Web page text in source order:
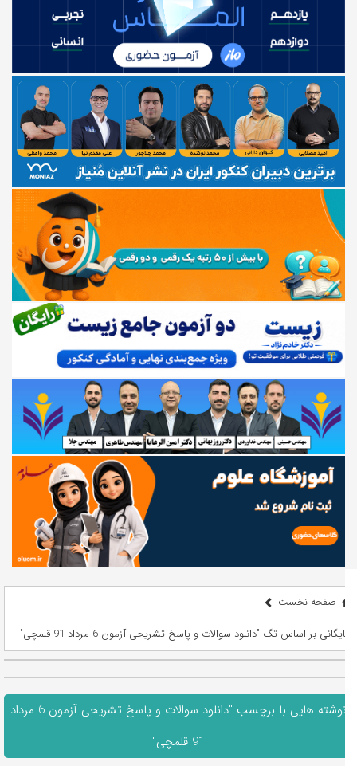
صفحه نخست
بایگانی بر اساس تگ "دانلود سوالات و پاسخ تشریحی آزمون 6 مرداد 91 قلمچی"
نوشته هایی با برچسب "دانلود سوالات و پاسخ تشریحی آزمون 6 مرداد
91 قلمچی"